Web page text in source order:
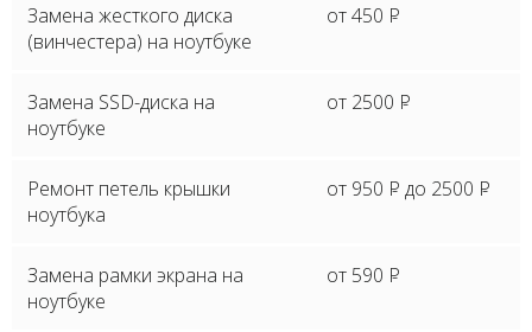
Замена жесткого диска
(винчестера) на ноутбуке
от 450 P
Замена SSD-диска на
ноутбуке
от 2500 P
Ремонт петель крышки
ноутбука
от 950 P до 2500 P
Замена рамки экрана на
ноутбуке
от 590 P